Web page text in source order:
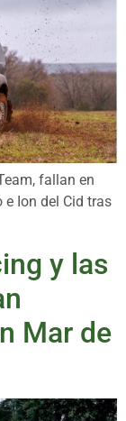
fallan en
e Ion del Cid tras
y las
Mar de